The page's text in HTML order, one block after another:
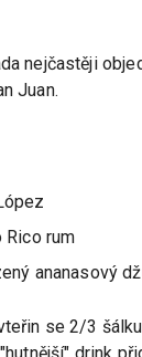
nejčastěji
Juan.
Rico rum
ananasový
se 2/3